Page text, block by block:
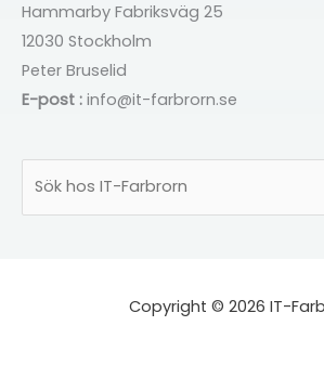
Hammarby Fabriksväg 25
12030 Stockholm
Peter Bruselid
E-post : info@it-farbrorn.se
Copyright © 2026 IT-